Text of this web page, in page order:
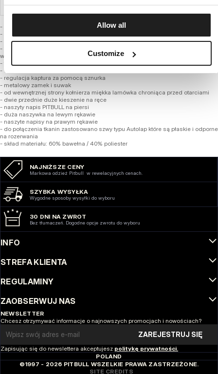
Allow all
Customize
WYSYŁKA I ZWROTY
- regularny wygodny fason
- bluza jest lekko wcięta w talii aby podkreślić kobiecą sylwetkę
- wykonana z wysokogatunkowej grubej tkaniny o gramaturze 360 g/m2
- dzięki zastosowaniu syntetycznych włókien bluza zachowuje swój fason po
wielu praniach
- tkanina od wewnętrznej strony jest szczotkowana i przyjemna w dotyku
- wzmocnione mocne żebrowane ściągacze na rękawach oraz u dołu bluzy
- regulacja kaptura za pomocą sznurka
- metalowy zamek i suwak
- od wewnętrznej strony kołnierza miękka lamówka chroniąca przed otarciami
- dwie przednie duże kieszenie na ręce
- naszyty napis PITBULL na piersi
- duża naszywka na lewym rękawie
- naszyte napisy na prawym rękawie
- do połączenia tkanin zastosowano szwy typu Autolap które są płaskie i odporne
na rozerwania
- skład materiału: 60% bawełna / 40% poliester
NAJNIŻSZE CENY
Markowa odzież Pitbull w rewelacyjnych cenach.
SZYBKA WYSYŁKA
Wygodne sposoby wysyłki do wyboru
30 DNI NA ZWROT
Bez tłumaczeń. Dogodne opcje zwrotu do wyboru
INFO
STREFA KLIENTA
REGULAMINY
ZAOBSERWUJ NAS
NEWSLETTER
Chcesz otrzymywać informacje o najnowszych promocjach i nowościach?
Email address
ZAREJESTRUJ SIĘ
Zapisując się do newslettera akceptujesz politykę prywatności.
POLAND
©1997 - 2026 PITBULL WSZELKIE PRAWA ZASTRZEŻONE.
SITE CREDITS